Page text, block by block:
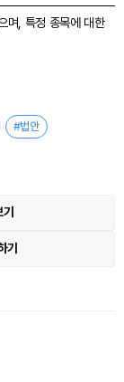
며, 특정 종목에 대한
#법안
기